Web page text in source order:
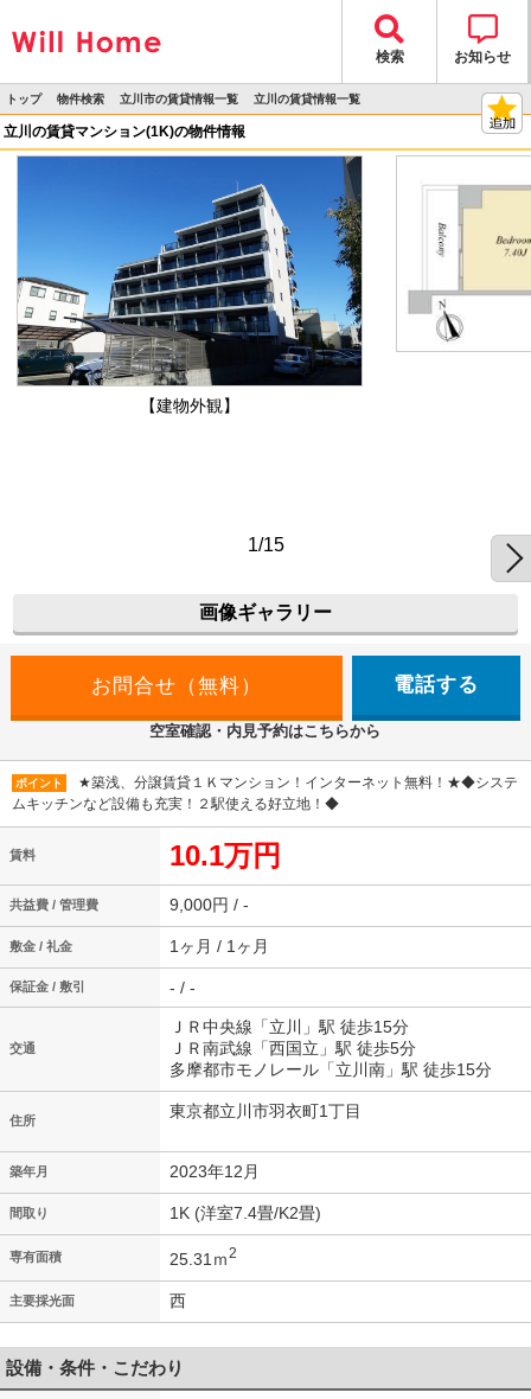
検索 お知らせ
トップ
>
物件検索
>
立川市の賃貸情報一覧
>
立川の賃貸情報一覧
立川の賃貸マンション(1K)の物件情報
【建物外観】
1/15
画像ギャラリー
電話する
空室確認・内見予約はこちらから
ポイント
★築浅、分譲賃貸１Ｋマンション！インターネット無料！★◆システ
ムキッチンなど設備も充実！２駅使える好立地！◆
賃料 10.1万円
共益費 / 管理費 9,000円 / -
敷金 / 礼金 1ヶ月 / 1ヶ月
保証金 / 敷引 - / -
交通
ＪＲ中央線「立川」駅 徒歩15分
ＪＲ南武線「西国立」駅 徒歩5分
多摩都市モノレール「立川南」駅 徒歩15分
住所 東京都立川市羽衣町1丁目
築年月 2023年12月
間取り 1K (洋室7.4畳/K2畳)
専有面積 25.31ｍ2
主要採光面 西
設備・条件・こだわり